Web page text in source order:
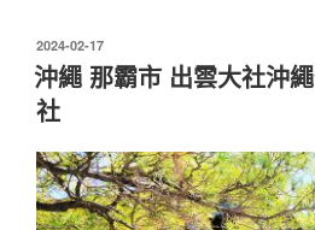
宮
八
社
巡
發
佈
於
2024-02-17
沖繩 那霸市 出雲大社沖
社